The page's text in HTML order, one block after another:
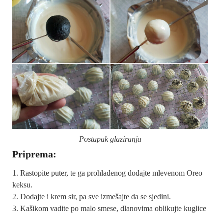
Postupak glaziranja
Priprema:
Rastopite puter, te ga prohlađenog dodajte mlevenom Oreo
keksu.
Dodajte i krem sir, pa sve izmešajte da se sjedini.
Kašikom vadite po malo smese, dlanovima oblikujte kuglice